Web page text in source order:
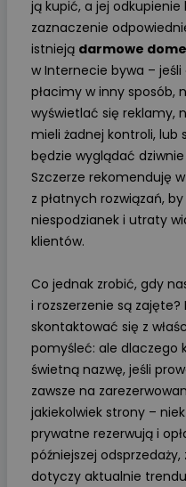
ją kupić, a jej odkupienie
zaznaczenie
istnieją darmowe
w Internecie bywa –
płacimy w inny sposób,
wyświetlać się reklamy,
mieli żadnej kontroli, lub
będzie wyglądać
Szczerze rekomenduję
z płatnych rozwiązań,
niespodzianek i utraty
klientów.
Co jednak zrobić, gdy
i rozszerzenie są
skontaktować się z
pomyśleć: ale dlaczego
świetną nazwę, jeśli
zawsze na
jakiekolwiek strony –
prywatne rezerwują i
późniejszej odsprzedaży,
dotyczy aktualnie